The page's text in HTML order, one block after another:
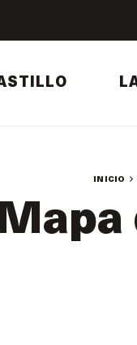
INICIO